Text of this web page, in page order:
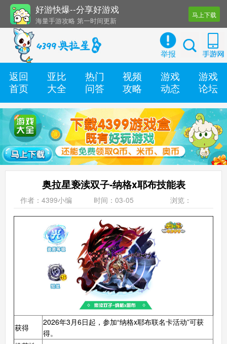
好游快爆--分享好游戏
海量手游攻略 第一时间更新
还有几十款实用辅助工具
马上下载
举报
返回
首页
亚比
大全
热门
问答
视频
攻略
游戏
动态
游戏
论坛
奥拉星亵渎双子-纳格x耶布技能表
作者：4399小编 时间：03-05 浏览：
获得
2026年3月6日起，参加“纳格x耶布联名卡活动”可获
得。